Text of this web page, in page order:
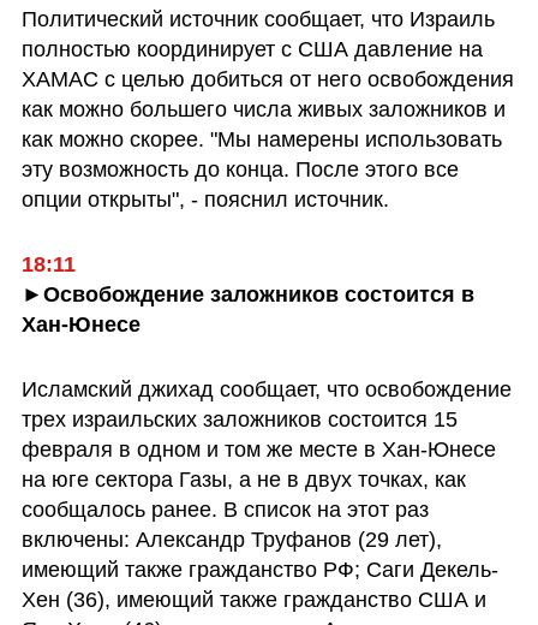
Политический источник сообщает, что Израиль
полностью координирует с США давление на
ХАМАС с целью добиться от него освобождения
как можно большего числа живых заложников и
как можно скорее. "Мы намерены использовать
эту возможность до конца. После этого все
опции открыты", - пояснил источник.
18:11
►Освобождение заложников состоится в
Хан-Юнесе
Исламский джихад сообщает, что освобождение
трех израильских заложников состоится 15
февраля в одном и том же месте в Хан-Юнесе
на юге сектора Газы, а не в двух точках, как
сообщалось ранее. В список на этот раз
включены: Александр Труфанов (29 лет),
имеющий также гражданство РФ; Саги Декель-
Хен (36), имеющий также гражданство США и